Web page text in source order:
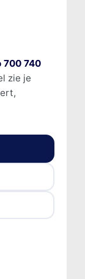
700 740
zie je